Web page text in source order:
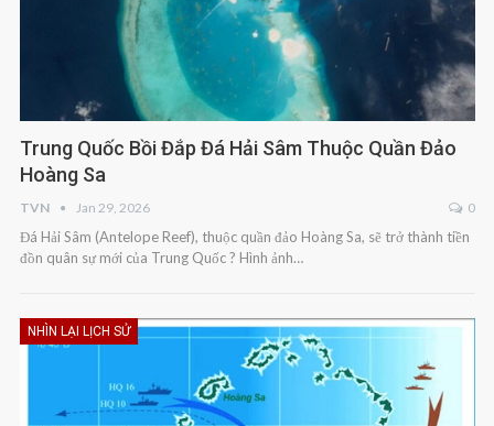
Trung Quốc Bồi Đắp Đá Hải Sâm Thuộc Quần Đảo
Hoàng Sa
TVN Jan 29, 2026 0
Đá Hải Sâm (Antelope Reef), thuộc quần đảo Hoàng Sa, sẽ trở thành tiền
đồn quân sự mới của Trung Quốc ? Hình ảnh…
NHÌN LẠI LỊCH SỬ